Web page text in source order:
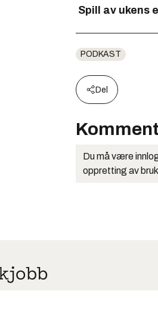
Spill av ukens
PODKAST
Del
Du må være
oppretting av